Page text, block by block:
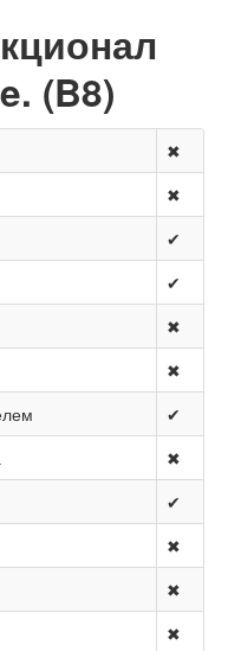
(B8)
✖
✖
✔
✔
✖
✖
✔
✖
✔
✖
✖
✖